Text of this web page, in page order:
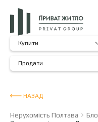
Купити
Продати
НАЗАД
Нерухомість Полтава